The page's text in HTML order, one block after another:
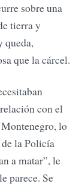
sobre una
tierra y
queda,
que la cárcel.
con el
lo
la Policía
a matar”, le
parece. Se